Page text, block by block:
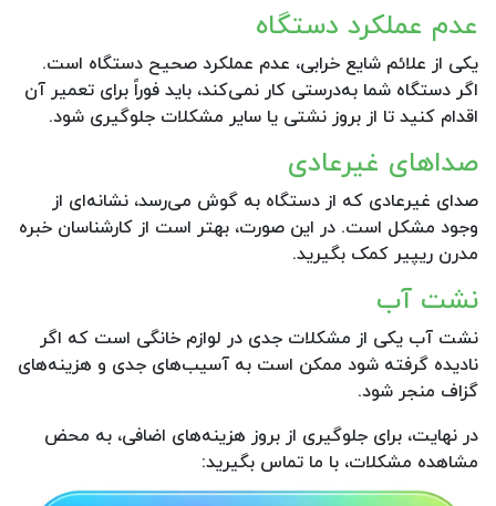
عدم عملکرد دستگاه
یکی از علائم شایع خرابی، عدم عملکرد صحیح دستگاه است.
اگر دستگاه شما به‌درستی کار نمی‌کند، باید فوراً برای تعمیر آن
اقدام کنید تا از بروز نشتی یا سایر مشکلات جلوگیری شود.
صداهای غیرعادی
صدای غیرعادی که از دستگاه به گوش می‌رسد، نشانه‌ای از
وجود مشکل است. در این صورت، بهتر است از کارشناسان خبره
مدرن ریپیر کمک بگیرید.
نشت آب
نشت آب یکی از مشکلات جدی در لوازم خانگی است که اگر
نادیده گرفته شود ممکن است به آسیب‌های جدی و هزینه‌های
گزاف منجر شود.
در نهایت، برای جلوگیری از بروز هزینه‌های اضافی، به محض
مشاهده مشکلات، با ما تماس بگیرید: